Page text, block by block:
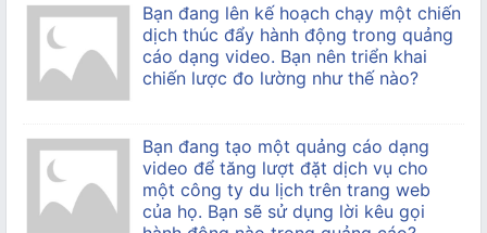
Bạn đang lên kế hoạch chạy một chiến
dịch thúc đẩy hành động trong quảng
cáo dạng video. Bạn nên triển khai
chiến lược đo lường như thế nào?
Bạn đang tạo một quảng cáo dạng
video để tăng lượt đặt dịch vụ cho
một công ty du lịch trên trang web
của họ. Bạn sẽ sử dụng lời kêu gọi